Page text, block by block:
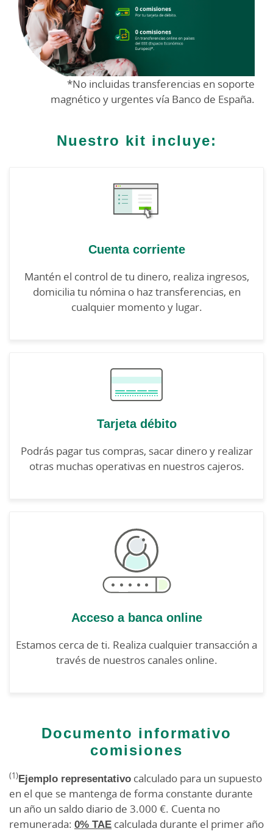
*No incluidas transferencias en soporte
magnético y urgentes vía Banco de España.
Nuestro kit incluye:
Cuenta corriente
Mantén el control de tu dinero, realiza ingresos,
domicilia tu nómina o haz transferencias, en
cualquier momento y lugar.
Tarjeta débito
Podrás pagar tus compras, sacar dinero y realizar
otras muchas operativas en nuestros cajeros.
Acceso a banca online
Estamos cerca de ti. Realiza cualquier transacción a
través de nuestros canales online.
Documento informativo
comisiones
(1)Ejemplo representativo calculado para un supuesto
en el que se mantenga de forma constante durante
un año un saldo diario de 3.000 €. Cuenta no
remunerada: 0% TAE calculada durante el primer año